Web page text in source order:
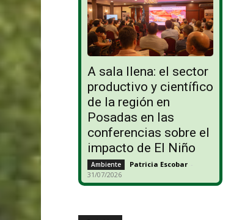
A sala llena: el sector
productivo y científico
de la región en
Posadas en las
conferencias sobre el
impacto de El Niño
Ambiente Patricia Escobar -
31/07/2026